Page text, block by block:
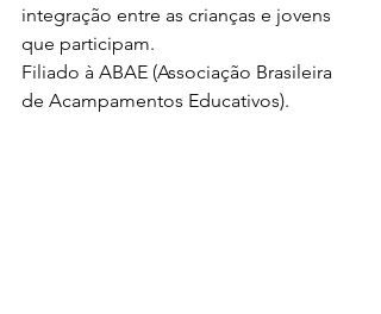
integração entre as crianças e jovens
que participam.
Filiado à ABAE (Associação Brasileira
de Acampamentos Educativos).